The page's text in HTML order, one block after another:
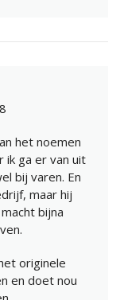
het noemen
ik ga er van uit
bij varen. En
maar hij
bijna
originele
en doet nou